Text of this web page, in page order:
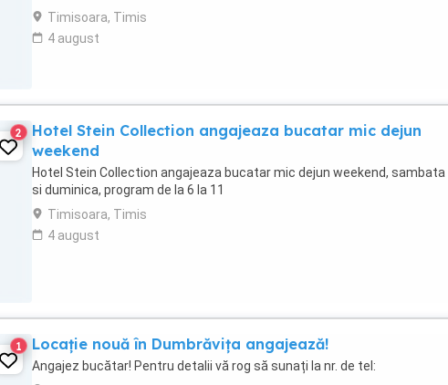
salariul este fix + bonusuri; - ...
Timisoara, Timis
4 august
2
Hotel Stein Collection angajeaza bucatar mic dejun
weekend
Hotel Stein Collection angajeaza bucatar mic dejun weekend, sambata
si duminica, program de la 6 la 11
Timisoara, Timis
4 august
1 Locație nouă în Dumbrăvița angajează!
Angajez bucătar! Pentru detalii vă rog să sunați la nr. de tel: